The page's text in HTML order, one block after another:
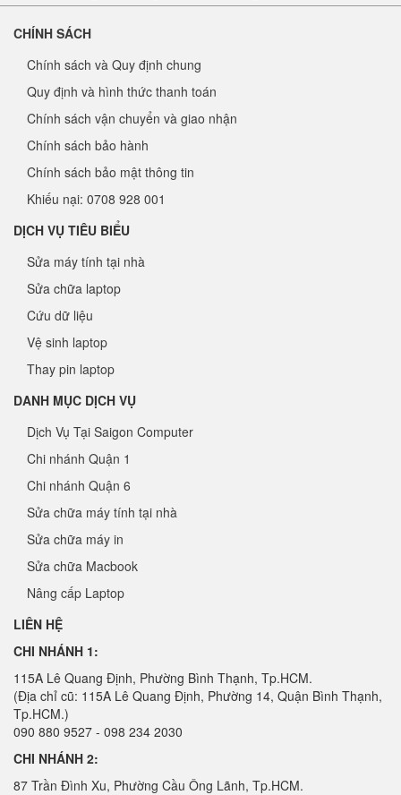
CHÍNH SÁCH
Chính sách và Quy định chung
Quy định và hình thức thanh toán
Chính sách vận chuyển và giao nhận
Chính sách bảo hành
Chính sách bảo mật thông tin
Khiếu nại: 0708 928 001
DỊCH VỤ TIÊU BIỂU
Sửa máy tính tại nhà
Sửa chữa laptop
Cứu dữ liệu
Vệ sinh laptop
Thay pin laptop
DANH MỤC DỊCH VỤ
Dịch Vụ Tại Saigon Computer
Chi nhánh Quận 1
Chi nhánh Quận 6
Sửa chữa máy tính tại nhà
Sửa chữa máy in
Sửa chữa Macbook
Nâng cấp Laptop
LIÊN HỆ
CHI NHÁNH 1:
115A Lê Quang Định, Phường Bình Thạnh, Tp.HCM.
(Địa chỉ cũ: 115A Lê Quang Định, Phường 14, Quận Bình Thạnh,
Tp.HCM.)
090 880 9527 - 098 234 2030
CHI NHÁNH 2:
87 Trần Đình Xu, Phường Cầu Ông Lãnh, Tp.HCM.